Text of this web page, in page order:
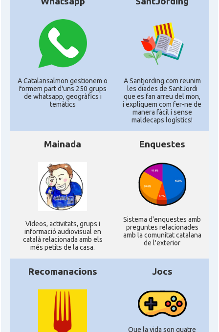
A Catalansalmon gestionem o
formem part d'uns 250 grups
de whatsapp, geogràfics i
temàtics
A Santjording.com reunim
les diades de SantJordi
que es fan arreu del mon,
i expliquem com fer-ne de
manera fàcil i sense
maldecaps logí­stics!
Mainada
Ví­deos, activitats, grups i
informació audiovisual en
català relacionada amb els
més petits de la casa.
Enquestes
Sistema d'enquestes amb
preguntes relacionades
amb la comunitat catalana
de l'exterior
Recomanacions Jocs
Que la vida son quatre